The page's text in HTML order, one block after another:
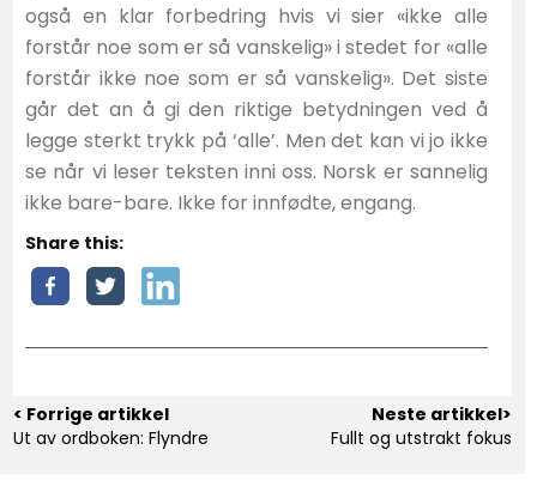
også en klar forbedring hvis vi sier «ikke alle
forstår noe som er så vanskelig» i stedet for «alle
forstår ikke noe som er så vanskelig». Det siste
går det an å gi den riktige betydningen ved å
legge sterkt trykk på ‘alle’. Men det kan vi jo ikke
se når vi leser teksten inni oss. Norsk er sannelig
ikke bare-bare. Ikke for innfødte, engang.
Share this:
< Forrige artikkel
Ut av ordboken: Flyndre
Neste artikkel>
Fullt og utstrakt fokus